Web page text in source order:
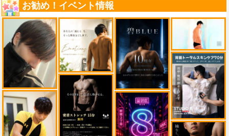
お勧め！イベント情報